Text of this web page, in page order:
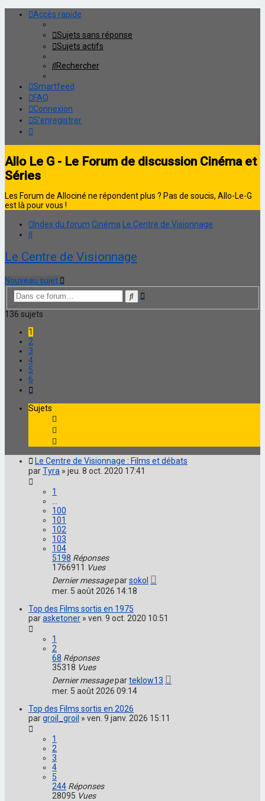
Accès rapide
Sujets sans réponse
Sujets actifs
Rechercher
Smartfeed
FAQ
Connexion
S’enregistrer
Allo Le G - Le Forum de discussion Cinéma et
Séries
Les Forum de Allociné ne répondent plus ? Pas de soucis, Allo-Le-G
est là pour vous !
Index du forum Cinéma
Le Centre de Visionnage
Rechercher
Le Centre de Visionnage
Nouveau sujet
Rechercher
Recherche
136 sujets
1
2
3
4
5
6
Sujets
Le Centre de Visionnage : Films et débats
parTyra » jeu. 8 oct. 2020 17:41
1
100
101
102
103
104
5198 Réponses
1766911 Vues
Dernier messageparsokol
mer. 5 août 2026 14:18
Top des Films sortis en 1975
parasketoner » ven. 9 oct. 2020 10:51
1
2
68 Réponses
35318 Vues
Dernier messageparteklow13
mer. 5 août 2026 09:14
Top des Films sortis en 2026
pargroil_groil » ven. 9 janv. 2026 15:11
1
2
3
4
5
244 Réponses
28095 Vues